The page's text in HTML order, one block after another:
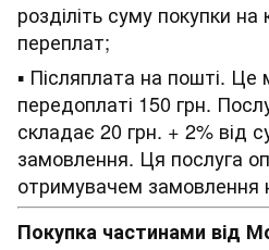
розділіть суму покупки на
переплат;
▪ Післяплата на пошті.
передоплаті 150 грн.
складає 20 грн. + 2% від
замовлення. Ця послуга
отримувачем замовлення
Покупка частинами від